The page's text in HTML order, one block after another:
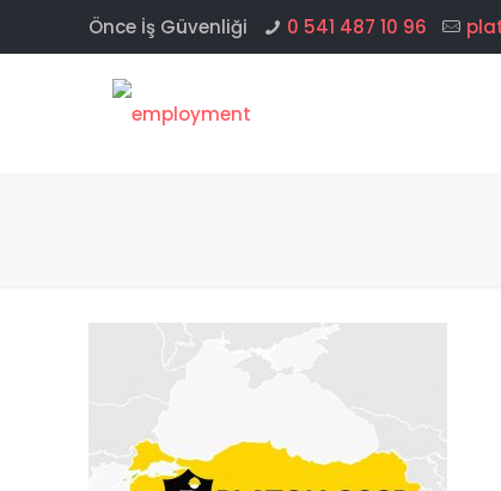
Önce İş Güvenliği 0 541 487 10 96